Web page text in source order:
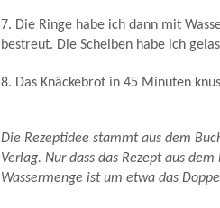
7. Die Ringe habe ich dann mit
bestreut. Die Scheiben habe ich
8. Das Knäckebrot in 45 Minuten
Die Rezeptidee stammt aus dem
Verlag. Nur dass das Rezept aus
Wassermenge ist um etwa das